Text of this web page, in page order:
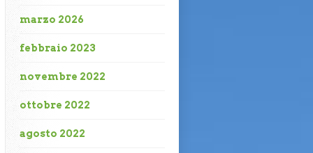
marzo 2026
febbraio 2023
novembre 2022
ottobre 2022
agosto 2022